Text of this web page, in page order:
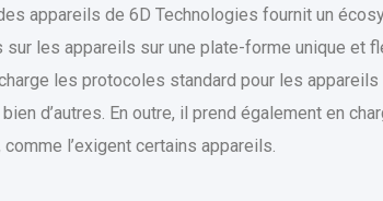
appareils de 6D Technologies fournit un
les appareils sur une plate-forme unique et
les protocoles standard pour les
d’autres. En outre, il prend également en
l’exigent certains appareils.